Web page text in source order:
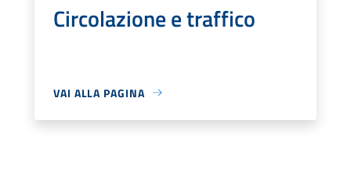
Circolazione e traffico
VAI ALLA PAGINA